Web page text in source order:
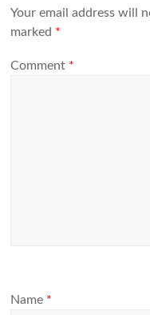
Your email address will
marked *
Comment *
Name *